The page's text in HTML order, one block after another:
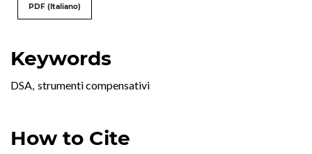
Keywords
DSA, strumenti compensativi
How to Cite
PDF (Italiano)